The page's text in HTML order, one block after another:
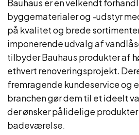
Bauhaus er en velkendt
byggematerialer og -udstyr
på kvalitet og brede
imponerende udvalg af
tilbyder Bauhaus produkter af
ethvert renoveringsprojekt.
fremragende kundeservice og
branchen gør dem til et ideelt
der ønsker pålidelige
badeværelse.